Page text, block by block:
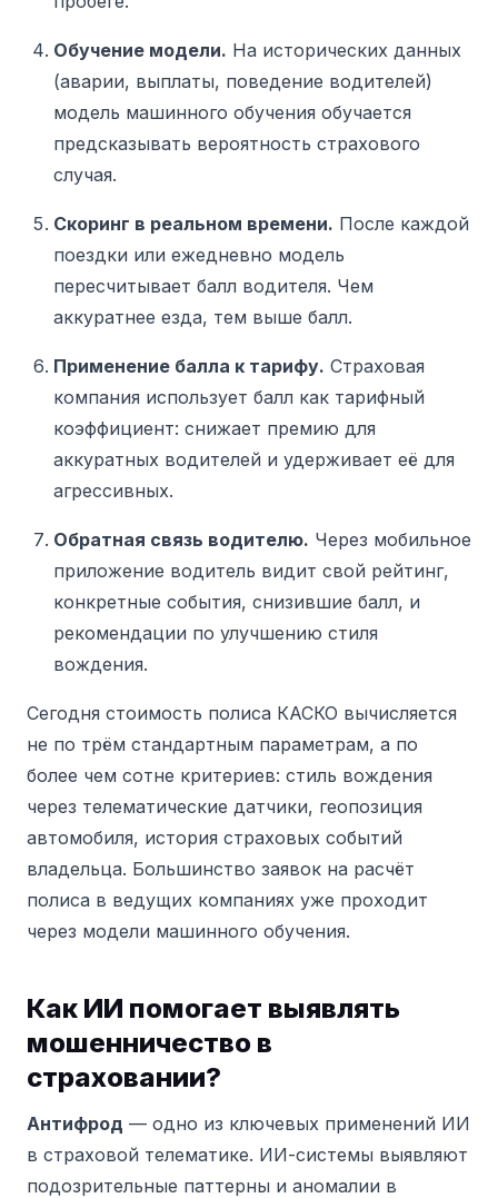
Обучение модели. На исторических данных
(аварии, выплаты, поведение водителей)
модель машинного обучения обучается
предсказывать вероятность страхового
случая.
Скоринг в реальном времени. После каждой
поездки или ежедневно модель
пересчитывает балл водителя. Чем
аккуратнее езда, тем выше балл.
Применение балла к тарифу. Страховая
компания использует балл как тарифный
коэффициент: снижает премию для
аккуратных водителей и удерживает её для
агрессивных.
Обратная связь водителю. Через мобильное
приложение водитель видит свой рейтинг,
конкретные события, снизившие балл, и
рекомендации по улучшению стиля
вождения.
Сегодня стоимость полиса КАСКО вычисляется
не по трём стандартным параметрам, а по
более чем сотне критериев: стиль вождения
через телематические датчики, геопозиция
автомобиля, история страховых событий
владельца. Большинство заявок на расчёт
полиса в ведущих компаниях уже проходит
через модели машинного обучения.
Как ИИ помогает выявлять
мошенничество в
страховании?
Антифрод — одно из ключевых применений ИИ
в страховой телематике. ИИ-системы выявляют
подозрительные паттерны и аномалии в